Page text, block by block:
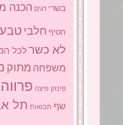
בשרי דגים הכנה
חטיף חלבי
לא כשר לכל
משפחה מתוק
פינוק פיצה פרווה
שף תבואות תל